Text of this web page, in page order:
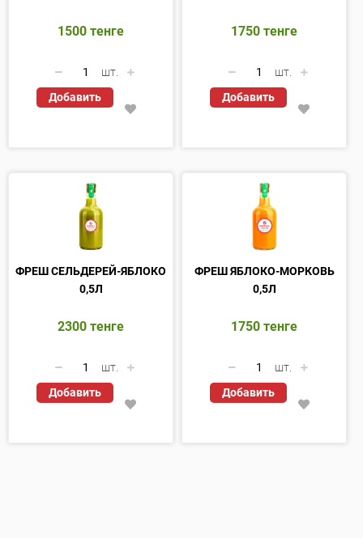
1500 тенге
шт.
Добавить
1750 тенге
шт.
Добавить
ФРЕШ СЕЛЬДЕРЕЙ-ЯБЛОКО
0,5Л
2300 тенге
шт.
Добавить
ФРЕШ ЯБЛОКО-МОРКОВЬ
0,5Л
1750 тенге
шт.
Добавить